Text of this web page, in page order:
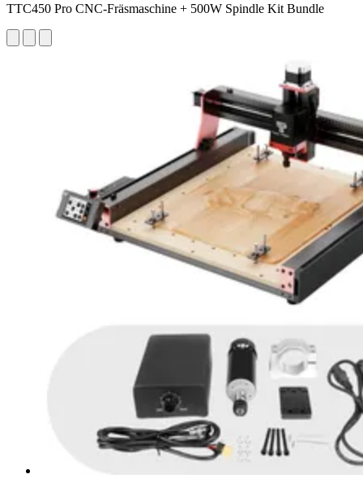
TTC450 Pro CNC-Fräsmaschine + 500W Spindle Kit Bundle